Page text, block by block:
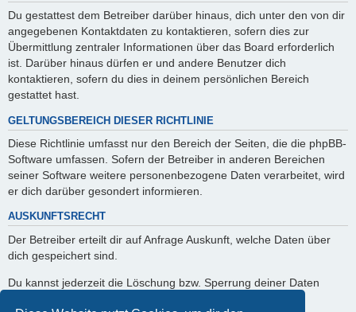
Du gestattest dem Betreiber darüber hinaus, dich unter den von dir
angegebenen Kontaktdaten zu kontaktieren, sofern dies zur
Übermittlung zentraler Informationen über das Board erforderlich
ist. Darüber hinaus dürfen er und andere Benutzer dich
kontaktieren, sofern du dies in deinem persönlichen Bereich
gestattet hast.
GELTUNGSBEREICH DIESER RICHTLINIE
Diese Richtlinie umfasst nur den Bereich der Seiten, die die phpBB-
Software umfassen. Sofern der Betreiber in anderen Bereichen
seiner Software weitere personenbezogene Daten verarbeitet, wird
er dich darüber gesondert informieren.
AUSKUNFTSRECHT
Der Betreiber erteilt dir auf Anfrage Auskunft, welche Daten über
dich gespeichert sind.
Du kannst jederzeit die Löschung bzw. Sperrung deiner Daten